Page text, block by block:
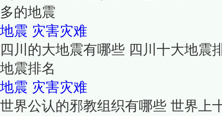
多的地震
地震 灾害灾难
四川的大地震有哪些 四川十大地震
地震排名
地震 灾害灾难
世界公认的邪教组织有哪些 世界上